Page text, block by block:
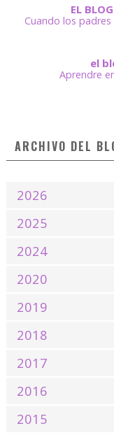
EL
Cuando los
el
Aprendre
ARCHIVO DEL
2026
2025
2024
2020
2019
2018
2017
2016
2015